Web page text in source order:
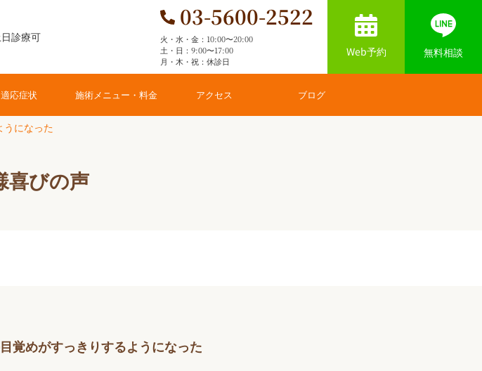
診療可
03-5600-2522
火・水・金：10:00〜20:00
土・日：9:00〜17:00
月・木・祝：休診日
Web予約 無料相談
適応症状 施術メニュー・料金 アクセス ブログ
うになった
喜びの声
覚めがすっきりするようになった